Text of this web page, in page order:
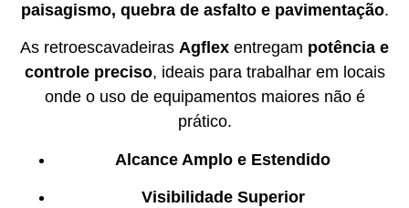
paisagismo, quebra de asfalto e pavimentação.
As retroescavadeiras Agflex entregam potência e
controle preciso, ideais para trabalhar em locais
onde o uso de equipamentos maiores não é
prático.
Alcance Amplo e Estendido
Visibilidade Superior